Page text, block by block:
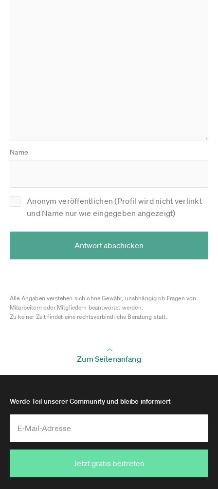
Name
Anonym veröffentlichen (Profil wird nicht verlinkt
und Name nur wie eingegeben angezeigt)
Antwort abschicken
Alle Angaben verstehen sich ohne Gewähr, unabhängig ob Fragen von
Mitarbeitern oder Mitgliedern beantwortet werden.
Zu keiner Zeit findet eine rechtsverbindliche Beratung statt.
Zum Seitenanfang
Werde Teil unserer Community und bleibe informiert
Jetzt gratis beitreten